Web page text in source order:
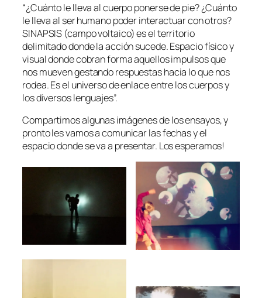
“¿Cuánto le lleva al cuerpo ponerse de pie? ¿Cuánto
le lleva al ser humano poder interactuar con otros?
SINAPSIS (campo voltaico) es el territorio
delimitado donde la acción sucede. Espacio físico y
visual donde cobran forma aquellos impulsos que
nos mueven gestando respuestas hacia lo que nos
rodea. Es el universo de enlace entre los cuerpos y
los diversos lenguajes”.
Compartimos algunas imágenes de los ensayos, y
pronto les vamos a comunicar las fechas y el
espacio donde se va a presentar. Los esperamos!